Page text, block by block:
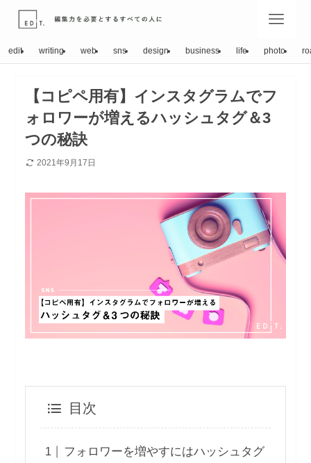
edit writing web sns design business life photo
【コピペ用有】インスタグラムでフ
ォロワーが増えるハッシュタグ＆3
つの秘訣
2021年9月17日
目次
フォロワーを増やすにはハッシュタグ